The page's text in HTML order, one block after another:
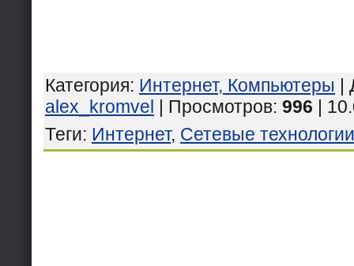
Категория: Интернет, Компьютеры |
alex_kromvel | Просмотров: 996 |
Теги: Интернет, Сетевые технологии